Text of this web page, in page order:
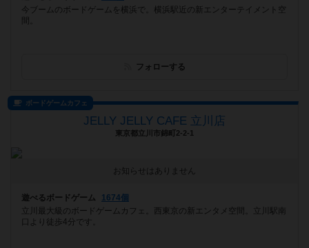
今ブームのボードゲームを横浜で。横浜駅近の新エンターテイメント空
フォローする
ボードゲームカフェ
JELLY JELLY CAFE 立川店
東京都立川市錦町2-2-1
お知らせはありません
遊べるボードゲーム
1674個
立川最大級のボードゲームカフェ。西東京の新エンタメ空間。立川駅南
口より徒歩4分です。